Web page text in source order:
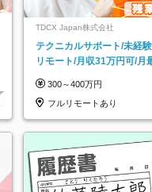
TDCX Japan株式会社
テクニカルサポート/未経
リモート/月収31万円可/月
300～400万円
フルリモートあり